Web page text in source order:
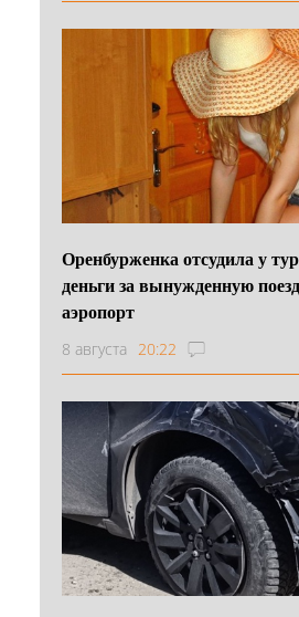
Оренбурженка отсудила у
деньги за вынужденную
аэропорт
8 августа 20:22